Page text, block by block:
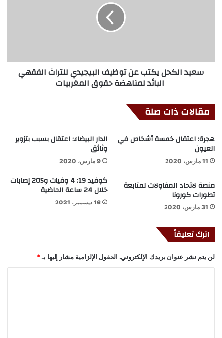
سعيد الكحل يكتب عن توظيف البيجيدي للتراث الفقهي
البائد لمناهضة حقوق المغربيات
مقالات ذات صلة
هجرة: اعتقال خمسة أشخاص في
العيون
11 مارس، 2020
الدار البيضاء: اعتقال بسبب بتزوير
وثائق
9 مارس، 2020
منصة لاتحاد المقاولات لمتابعة
تطورات كورونا
31 مارس، 2020
كوفيد 19: 4 وفيات و205 إصابات
خلال 24 ساعة الماضية
16 ديسمبر، 2021
اترك تعليقاً
لن يتم نشر عنوان بريدك الإلكتروني. الحقول الإلزامية مشار إليها بـ *